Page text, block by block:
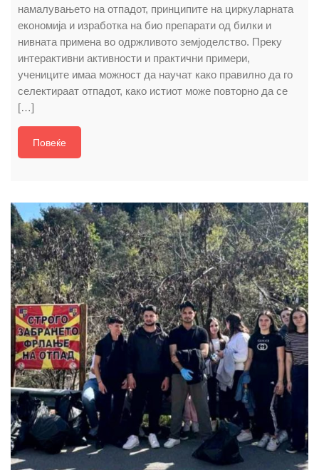
намалувањето на отпадот, принципите на циркуларната
економија и изработка на био препарати од билки и
нивната примена во одржливото земјоделство. Преку
интерактивни активности и практични примери,
учениците имаа можност да научат како правилно да го
селектираат отпадот, како истиот може повторно да се
[…]
Повеќе